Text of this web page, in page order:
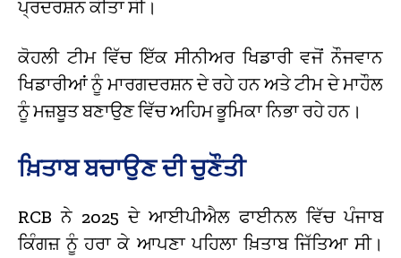
ਪ੍ਰਦਰਸ਼ਨ ਕੀਤਾ ਸੀ।
ਕੋਹਲੀ ਟੀਮ ਵਿੱਚ ਇੱਕ ਸੀਨੀਅਰ ਖਿਡਾਰੀ ਵਜੋਂ ਨੌਜਵਾਨ
ਖਿਡਾਰੀਆਂ ਨੂੰ ਮਾਰਗਦਰਸ਼ਨ ਦੇ ਰਹੇ ਹਨ ਅਤੇ ਟੀਮ ਦੇ ਮਾਹੌਲ
ਨੂੰ ਮਜ਼ਬੂਤ ਬਣਾਉਣ ਵਿੱਚ ਅਹਿਮ ਭੂਮਿਕਾ ਨਿਭਾ ਰਹੇ ਹਨ।
ਖ਼ਿਤਾਬ ਬਚਾਉਣ ਦੀ ਚੁਣੌਤੀ
RCB ਨੇ 2025 ਦੇ ਆਈਪੀਐਲ ਫਾਈਨਲ ਵਿੱਚ ਪੰਜਾਬ
ਕਿੰਗਜ਼ ਨੂੰ ਹਰਾ ਕੇ ਆਪਣਾ ਪਹਿਲਾ ਖ਼ਿਤਾਬ ਜਿੱਤਿਆ ਸੀ।